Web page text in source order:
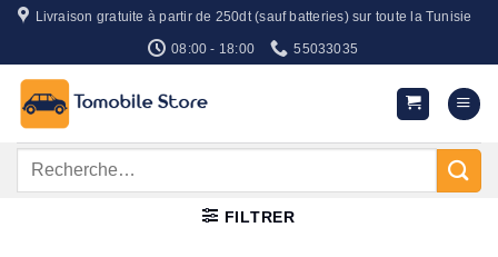
Passer
contenu
Livraison gratuite à partir de 250dt (sauf batteries) sur toute la Tunisie
08:00 - 18:00 55033035
Recherche
FILTRER